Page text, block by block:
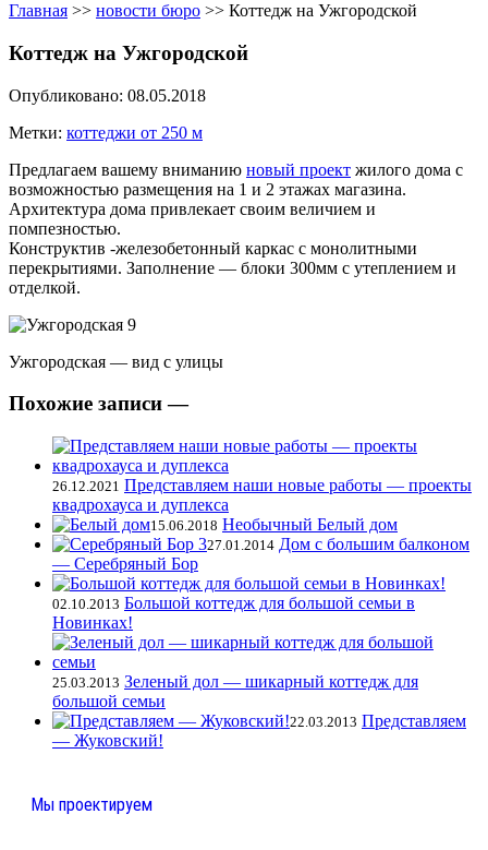
Главная >> новости бюро >> Коттедж на Ужгородской
Коттедж на Ужгородской
Опубликовано: 08.05.2018
Метки: коттеджи от 250 м
Предлагаем вашему вниманию новый проект жилого дома с
возможностью размещения на 1 и 2 этажах магазина.
Архитектура дома привлекает своим величием и
помпезностью.
Конструктив -железобетонный каркас с монолитными
перекрытиями. Заполнение — блоки 300мм с утеплением и
отделкой.
Ужгородская — вид с улицы
Похожие записи —
26.12.2021 Представляем наши новые работы — проекты
квадрохауса и дуплекса
15.06.2018 Необычный Белый дом
27.01.2014 Дом с большим балконом
— Серебряный Бор
02.10.2013 Большой коттедж для большой семьи в
Новинках!
25.03.2013 Зеленый дол — шикарный коттедж для
большой семьи
22.03.2013 Представляем
— Жуковский!
Мы проектируем